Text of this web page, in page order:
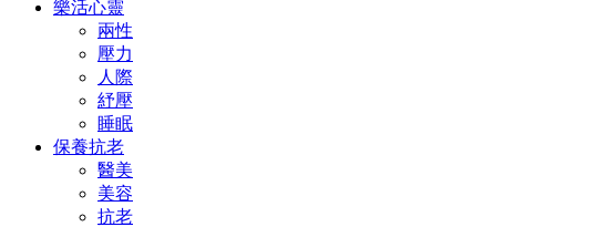
樂活心靈
兩性
壓力
人際
紓壓
睡眠
保養抗老
醫美
美容
抗老